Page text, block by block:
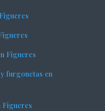
Figueres
furgonetas en
Figueres